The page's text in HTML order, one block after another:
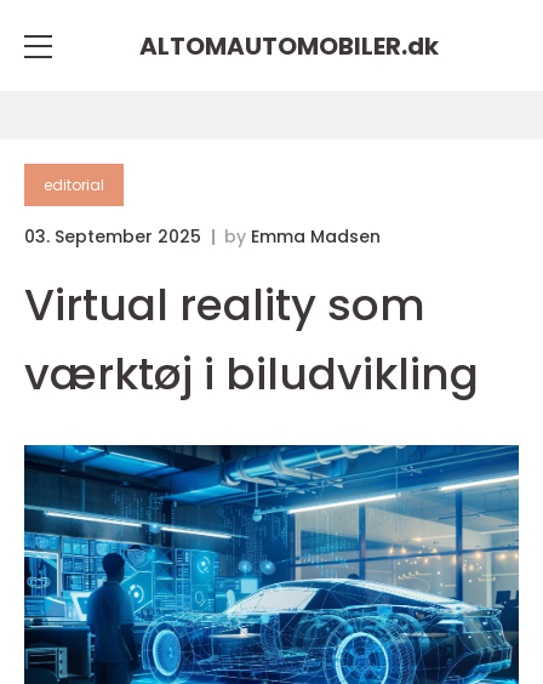
ALTOMAUTOMOBILER.dk
editorial
03. September 2025 by Emma Madsen
Virtual reality som
værktøj i biludvikling